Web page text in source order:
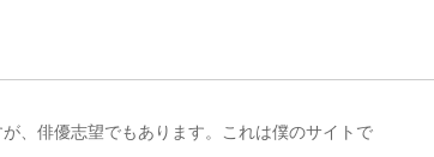
、俳優志望でもあります。これは僕のサイトで